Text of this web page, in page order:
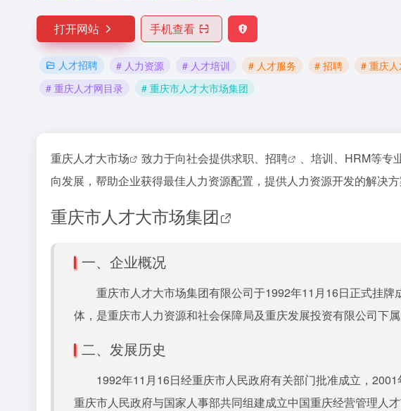
打开网站 手机查看
人才招聘 # 人力资源 # 人才培训 # 人才服务 # 招聘 # 重庆
# 重庆人才网目录
# 重庆市人才大市场集团
重庆人才大市场 致力于向社会提供求职、 招聘 、培训、HRM等专
向发展，帮助企业获得最佳人力资源配置，提供人力资源开发的解决
重庆市人才大市场集团
一、企业概况
重庆市人才大市场集团有限公司于1992年11月16日正式挂牌
体，是重庆市人力资源和社会保障局及重庆发展投资有限公司下
二、发展历史
1992年11月16日经重庆市人民政府有关部门批准成立，
重庆市人民政府与国家人事部共同组建成立中国重庆经营管理